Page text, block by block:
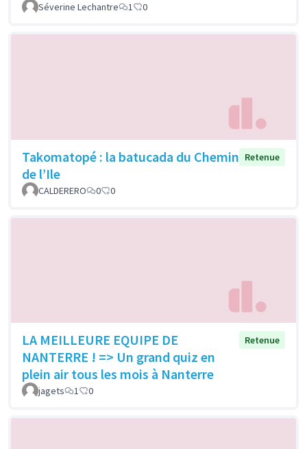
Séverine Lechantre 1 0
Takomatopé : la batucada du Chemin
de l’Ile
Retenue
CALDERERO 0 0
LA MEILLEURE EQUIPE DE
NANTERRE ! => Un grand quiz en
plein air tous les mois à Nanterre
Retenue
jagets 1 0